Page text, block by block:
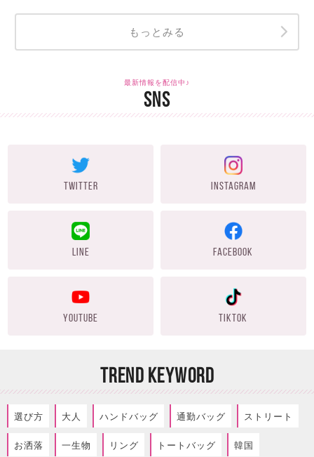
もっとみる
最新情報を配信中♪
SNS
TWITTER INSTAGRAM
LINE FACEBOOK
YOUTUBE TIKTOK
TREND KEYWORD
選び方 大人 ハンドバッグ 通勤バッグ ストリート
お洒落 一生物 リング トートバッグ 韓国